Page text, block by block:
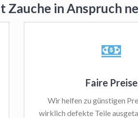
in Anspruch
Faire Preise
Wir helfen zu günstigen
wirklich defekte Teile